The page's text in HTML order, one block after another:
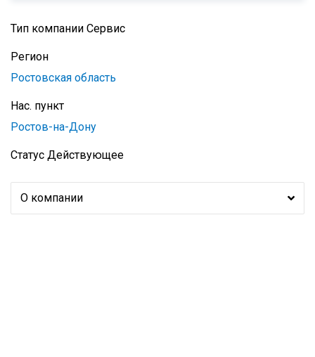
Тип компании Сервис
Регион
Ростовская область
Нас. пункт
Ростов-на-Дону
Статус Действующее
О компании